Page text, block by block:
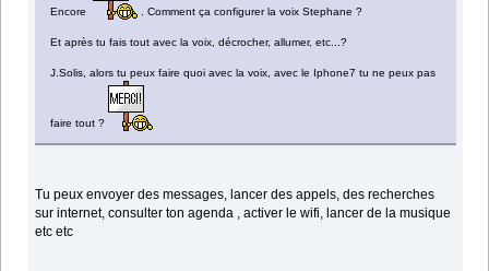
Encore . Comment ça configurer la voix Stephane ?
Et après tu fais tout avec la voix, décrocher, allumer, etc...?
J.Solis, alors tu peux faire quoi avec la voix, avec le Iphone7 tu ne peux pas
faire tout ?
Tu peux envoyer des messages, lancer des appels, des recherches
sur internet, consulter ton agenda , activer le wifi, lancer de la musique
etc etc